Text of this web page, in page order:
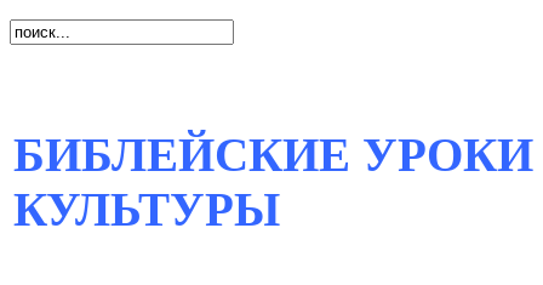
БИБЛЕЙСКИЕ УРОКИ
КУЛЬТУРЫ